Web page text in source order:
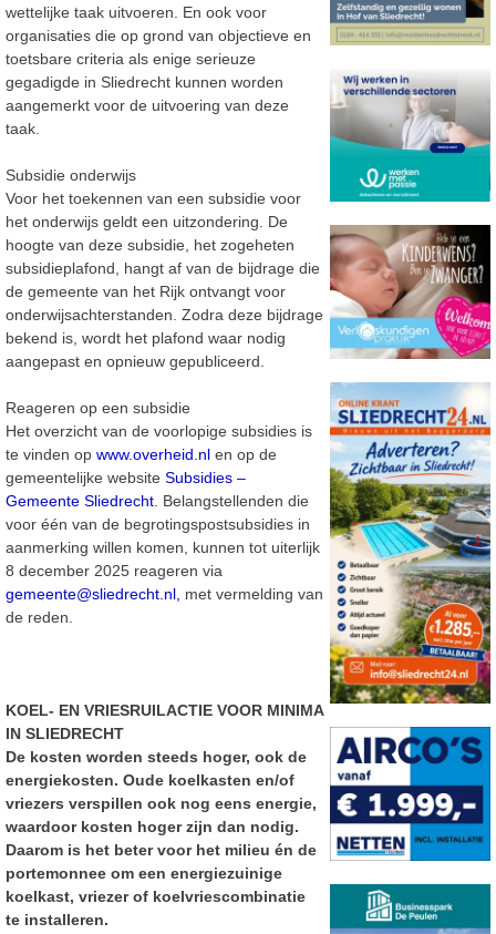
wettelijke taak uitvoeren. En ook voor
organisaties die op grond van objectieve en
toetsbare criteria als enige serieuze
gegadigde in Sliedrecht kunnen worden
aangemerkt voor de uitvoering van deze
taak.
Subsidie onderwijs
Voor het toekennen van een subsidie voor
het onderwijs geldt een uitzondering. De
hoogte van deze subsidie, het zogeheten
subsidieplafond, hangt af van de bijdrage die
de gemeente van het Rijk ontvangt voor
onderwijsachterstanden. Zodra deze bijdrage
bekend is, wordt het plafond waar nodig
aangepast en opnieuw gepubliceerd.
Reageren op een subsidie
Het overzicht van de voorlopige subsidies is
te vinden op www.overheid.nl en op de
gemeentelijke website Subsidies –
Gemeente Sliedrecht. Belangstellenden die
voor één van de begrotingspostsubsidies in
aanmerking willen komen, kunnen tot uiterlijk
8 december 2025 reageren via
gemeente@sliedrecht.nl, met vermelding van
de reden.
KOEL- EN VRIESRUILACTIE VOOR MINIMA
IN SLIEDRECHT
De kosten worden steeds hoger, ook de
energiekosten. Oude koelkasten en/of
vriezers verspillen ook nog eens energie,
waardoor kosten hoger zijn dan nodig.
Daarom is het beter voor het milieu én de
portemonnee om een energiezuinige
koelkast, vriezer of koelvriescombinatie
te installeren.